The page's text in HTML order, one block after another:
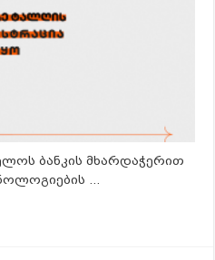
ბანკის მხარდაჭერით
…